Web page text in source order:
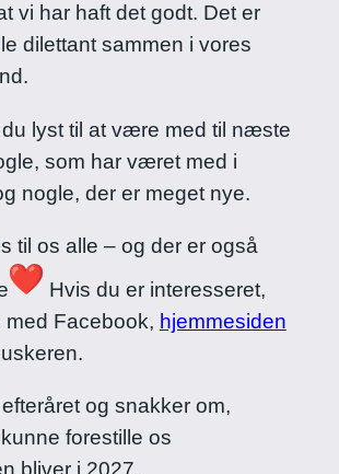
vi har haft det godt. Det er
dilettant sammen i vores
lyst til at være med til næste
som har været med i
nogle, der er meget nye.
til os alle – og der er også
Hvis du er interesseret,
Facebook, hjemmesiden
og snakker om,
forestille os
bliver i 2027.